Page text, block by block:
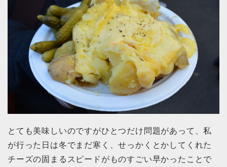
とても美味しいのですがひとつだけ問題があって、私
が行った日は冬でまだ寒く、せっかくとかしてくれた
チーズの固まるスピードがものすごい早かったことで